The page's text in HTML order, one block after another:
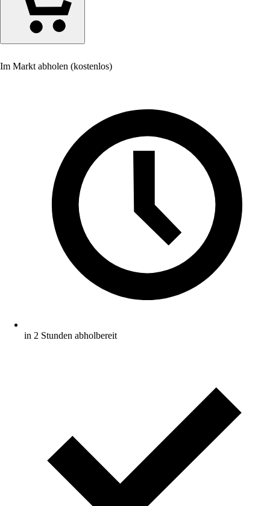
Im Markt abholen (kostenlos)
in 2 Stunden abholbereit